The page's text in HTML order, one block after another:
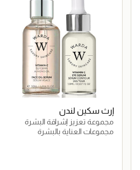
إرث سكين لندن
مجموعة تعزيز إشراقة البشرة
مجموعات العناية بالبشرة